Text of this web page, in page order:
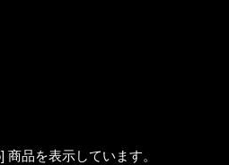
商品を表示しています。